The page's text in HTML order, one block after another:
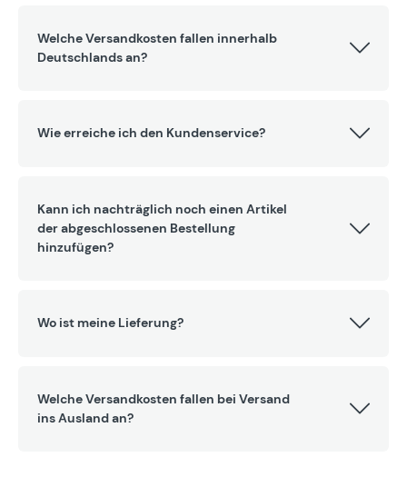
Welche Versandkosten fallen innerhalb
Deutschlands an?
Wie erreiche ich den Kundenservice?
Kann ich nachträglich noch einen Artikel
der abgeschlossenen Bestellung
hinzufügen?
Wo ist meine Lieferung?
Welche Versandkosten fallen bei Versand
ins Ausland an?